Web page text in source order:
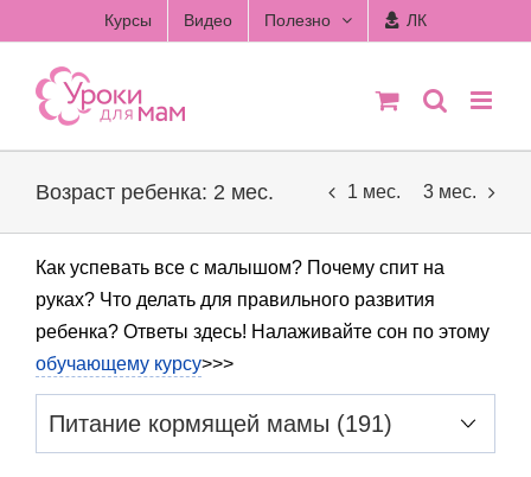
to
content
Курсы Видео Полезно ЛК
Возраст ребенка: 2 мес. 1 мес. 3 мес.
Как успевать все с малышом? Почему спит на
руках? Что делать для правильного развития
ребенка? Ответы здесь! Налаживайте сон по этому
обучающему курсу>>>